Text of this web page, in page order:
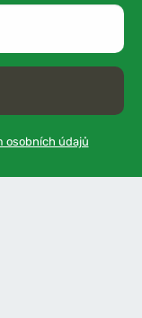
osobních údajů